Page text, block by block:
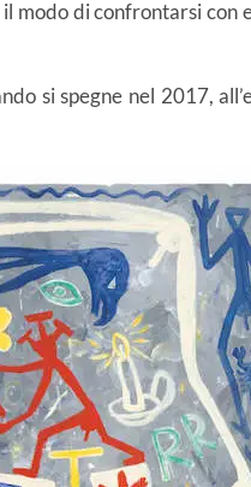
modo di confrontarsi con
si spegne nel 2017,